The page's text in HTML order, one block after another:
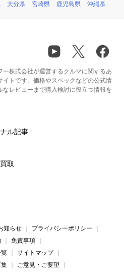
大分県 宮崎県 鹿児島県 沖縄県
株式会社が運営するクルマに関するあ
イトです。価格やスペックなどの公式情
レビューまで購入検討に役立つ情報を
ル記事
取
知らせ
プライバシーポリシー
免責事項
サイトマップ
ご意見・ご要望